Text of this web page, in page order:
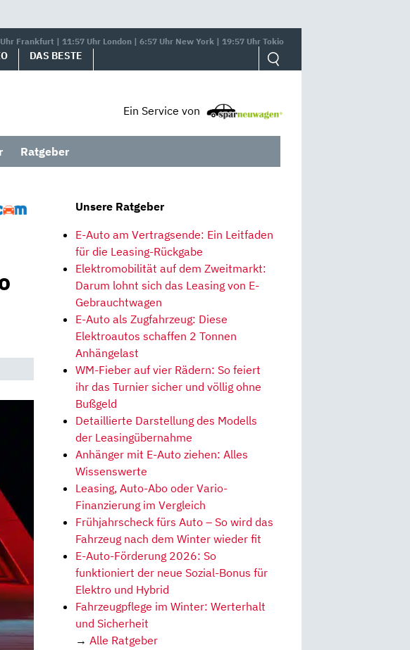
Frankfurt | 11:57 Uhr London | 6:57 Uhr New York | 19:57 Uhr Tokio
DAS BESTE
Ein Service von
Ratgeber
Unsere Ratgeber
E-Auto am Vertragsende: Ein Leitfaden
für die Leasing-Rückgabe
Elektromobilität auf dem Zweitmarkt:
Darum lohnt sich das Leasing von E-
Gebrauchtwagen
E-Auto als Zugfahrzeug: Diese
Elektroautos schaffen 2 Tonnen
Anhängelast
WM-Fieber auf vier Rädern: So feiert
ihr das Turnier sicher und völlig ohne
Bußgeld
Detaillierte Darstellung des Modells
der Leasingübernahme
Anhänger mit E-Auto ziehen: Alles
Wissenswerte
Leasing, Auto-Abo oder Vario-
Finanzierung im Vergleich
Frühjahrscheck fürs Auto – So wird das
Fahrzeug nach dem Winter wieder fit
E-Auto-Förderung 2026: So
funktioniert der neue Sozial-Bonus für
Elektro und Hybrid
Fahrzeugpflege im Winter: Werterhalt
und Sicherheit
→ Alle Ratgeber